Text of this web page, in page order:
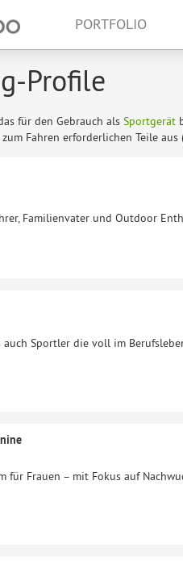
PORTFOLIO
Profile
für den Gebrauch als Sportgerät
Fahren erforderlichen Teile aus
Familienvater und Outdoor
auch Sportler die voll im
für Frauen – mit Fokus auf